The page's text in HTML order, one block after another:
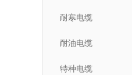
耐寒电缆
耐油电缆
特种电缆